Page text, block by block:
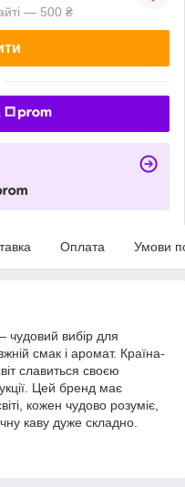
— 500 ₴
Оплата Умови
вибір для
смак і аромат. Країна-
славиться своєю
Цей бренд має
кожен чудово розуміє,
каву дуже складно.